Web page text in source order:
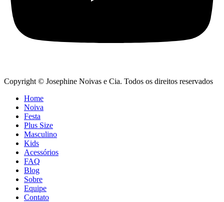
Copyright © Josephine Noivas e Cia. Todos os direitos reservados
Home
Noiva
Festa
Plus Size
Masculino
Kids
Acessórios
FAQ
Blog
Sobre
Equipe
Contato